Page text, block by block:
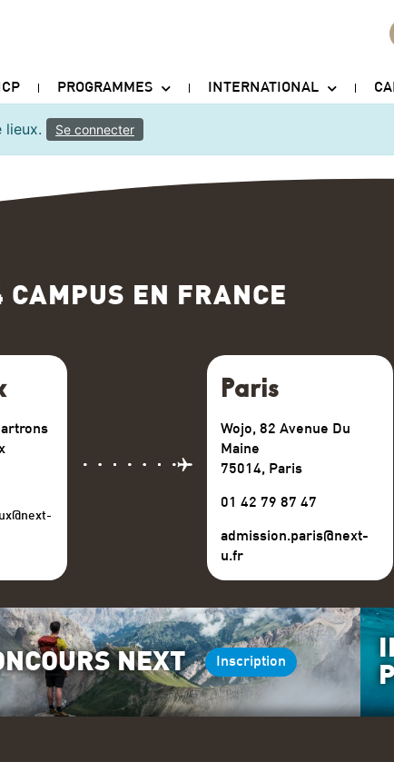
PROGRAMMES INTERNATIONAL
lieux. Se connecter
CAMPUS EN FRANCE
Paris
Wojo, 82 Avenue Du
Maine
75014, Paris
01 42 79 87 47
admission.paris@next-
u.fr
NEXT Inscription